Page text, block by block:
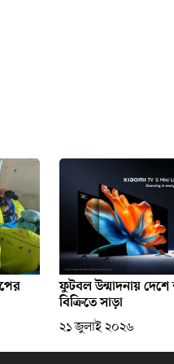
ফুটবল উন্মাদনায় দেশে
বিক্রিতে সাড়া
২১ জুলাই ২০২৬